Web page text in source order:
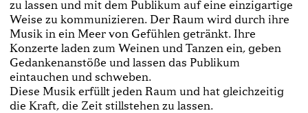
zu lassen und mit dem Publikum auf eine einzigartige
Weise zu kommunizieren. Der Raum wird durch ihre
Musik in ein Meer von Gefühlen getränkt. Ihre
Konzerte laden zum Weinen und Tanzen ein, geben
Gedankenanstöße und lassen das Publikum
eintauchen und schweben.
Diese Musik erfüllt jeden Raum und hat gleichzeitig
die Kraft, die Zeit stillstehen zu lassen.